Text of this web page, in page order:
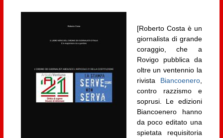
[Roberto Costa è un
giornalista di grande
coraggio, che a
Rovigo pubblica da
oltre un ventennio la
rivista Biancoenero,
contro razzismo e
soprusi. Le edizioni
Biancoenero hanno
da poco editato una
spietata requisitoria